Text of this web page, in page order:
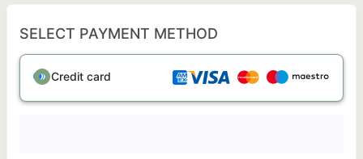
SELECT PAYMENT METHOD
Credit card